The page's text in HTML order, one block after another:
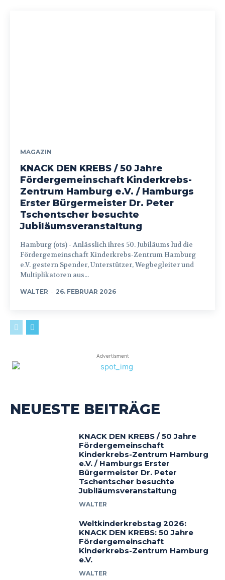
MAGAZIN
KNACK DEN KREBS / 50 Jahre
Fördergemeinschaft Kinderkrebs-
Zentrum Hamburg e.V. / Hamburgs
Erster Bürgermeister Dr. Peter
Tschentscher besuchte
Jubiläumsveranstaltung
Hamburg (ots) - Anlässlich ihres 50. Jubiläums lud die
Fördergemeinschaft Kinderkrebs-Zentrum Hamburg
e.V. gestern Spender, Unterstützer, Wegbegleiter und
Multiplikatoren aus...
WALTER - 26. FEBRUAR 2026
Advertisment
NEUESTE BEITRÄGE
KNACK DEN KREBS / 50 Jahre
Fördergemeinschaft
Kinderkrebs-Zentrum Hamburg
e.V. / Hamburgs Erster
Bürgermeister Dr. Peter
Tschentscher besuchte
Jubiläumsveranstaltung
WALTER
Weltkinderkrebstag 2026:
KNACK DEN KREBS: 50 Jahre
Fördergemeinschaft
Kinderkrebs-Zentrum Hamburg
e.V.
WALTER